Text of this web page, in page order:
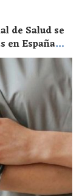
de Salud se
en España
toda la